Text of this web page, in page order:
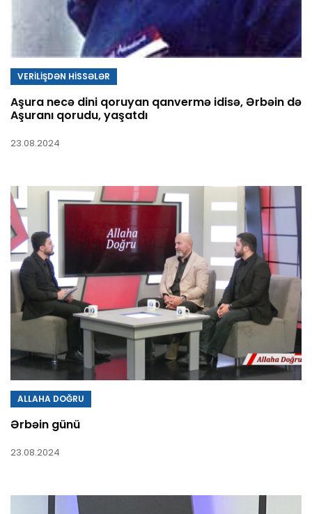
VERİLİŞDƏN HİSSƏLƏR
Aşura necə dini qoruyan qanvermə idisə, Ərbəin də
Aşuranı qorudu, yaşatdı
23.08.2024
ALLAHA DOĞRU
Ərbəin günü
23.08.2024